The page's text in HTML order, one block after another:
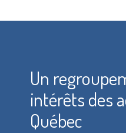
Un
intérêts des
Québec